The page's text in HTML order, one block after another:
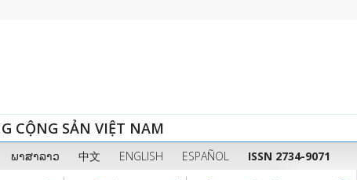
CỘNG SẢN VIỆT NAM
ພາສາລາວ 中文 ENGLISH ESPAÑOL ISSN 2734-9071